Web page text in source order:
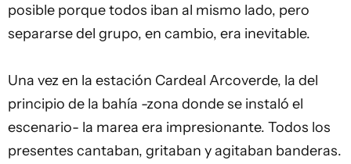
posible porque todos iban al mismo lado, pero
separarse del grupo, en cambio, era inevitable.
Una vez en la estación Cardeal Arcoverde, la del
principio de la bahía -zona donde se instaló el
escenario- la marea era impresionante. Todos los
presentes cantaban, gritaban y agitaban banderas.